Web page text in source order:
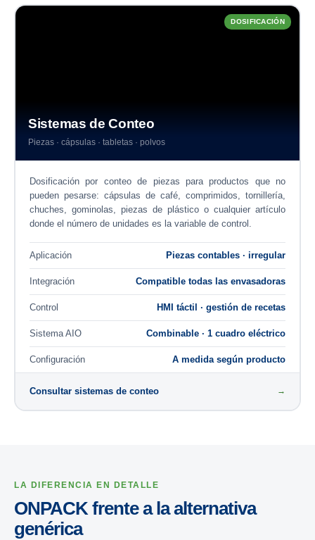
DOSIFICACIÓN
Sistemas de Conteo
Piezas · cápsulas · tabletas · polvos
Dosificación por conteo de piezas para productos que no
pueden pesarse: cápsulas de café, comprimidos, tornillería,
chuches, gominolas, piezas de plástico o cualquier artículo
donde el número de unidades es la variable de control.
Aplicación Piezas contables · irregular
Integración Compatible todas las envasadoras
Control HMI táctil · gestión de recetas
Sistema AIO Combinable · 1 cuadro eléctrico
Configuración A medida según producto
Consultar sistemas de conteo →
LA DIFERENCIA EN DETALLE
ONPACK frente a la alternativa
genérica